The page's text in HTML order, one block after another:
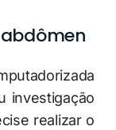
investigação
realizar o